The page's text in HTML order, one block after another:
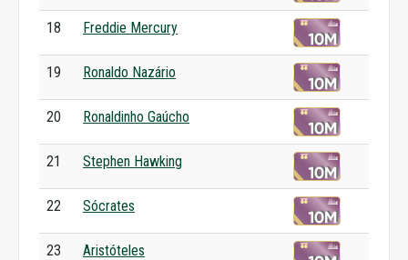
18 Freddie Mercury
19 Ronaldo Nazário
20 Ronaldinho Gaúcho
21 Stephen Hawking
22 Sócrates
23 Aristóteles